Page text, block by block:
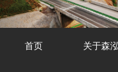
首页 关于森